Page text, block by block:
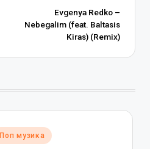
Evgenya Redko –
Nebegalim (feat. Baltasis
Kiras) (Remix)
Поп музика